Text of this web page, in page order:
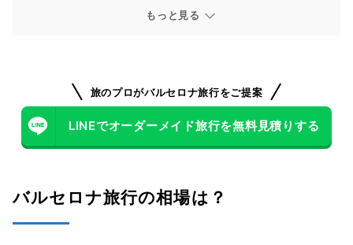
バルセロナ旅行の食費はいくら？
スペインで利用できるWi-Fiはいくら？
もっと見る
旅のプロがバルセロナ旅行をご提案
LINEでオーダーメイド旅行を無料見積りする
バルセロナ旅行の相場は？